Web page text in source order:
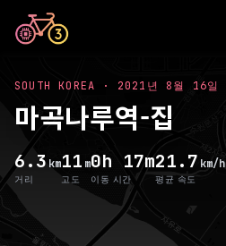
SOUTH KOREA · 2021년 8월 16일
마곡나루역-집
6.3 km
거리
11 m
고도
0h 17m
이동 시간
21.7 km/h
평균 속도